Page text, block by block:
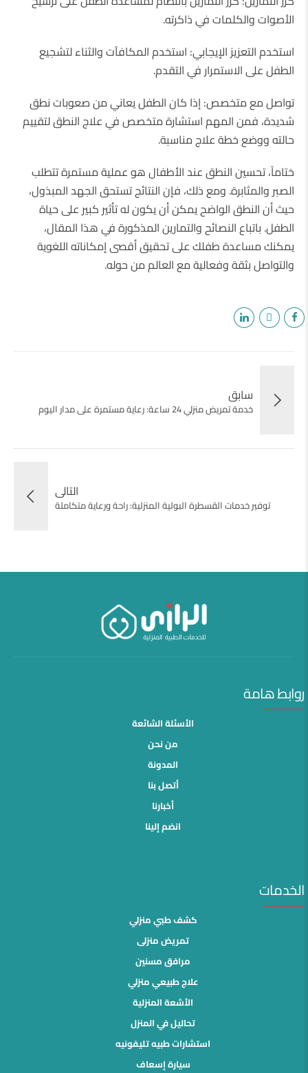
الأصوات والكلمات في ذاكرته.
استخدم التعزيز الإيجابي: استخدم المكافآت والثناء لتشجيع
الطفل على الاستمرار في التقدم.
تواصل مع متخصص: إذا كان الطفل يعاني من صعوبات نطق
شديدة، فمن المهم استشارة متخصص في علاج النطق لتقييم
حالته ووضع خطة علاج مناسبة.
ختاماً، تحسين النطق عند الأطفال هو عملية مستمرة تتطلب
الصبر والمثابرة. ومع ذلك، فإن النتائج تستحق الجهد المبذول،
حيث أن النطق الواضح يمكن أن يكون له تأثير كبير على حياة
الطفل. باتباع النصائح والتمارين المذكورة في هذا المقال،
يمكنك مساعدة طفلك على تحقيق أقصى إمكاناته اللغوية
والتواصل بثقة وفعالية مع العالم من حوله.
سابق
خدمة تمريض منزلي 24 ساعة: رعاية مستمرة على مدار اليوم
التالى
توفير خدمات القسطرة البولية المنزلية: راحة ورعاية متكاملة
روابط هامة
الأسئلة الشائعة
من نحن
المدونة
أتصل بنا
أخبارنا
انضم إلينا
الخدمات
كشف طبي منزلي
تمريض منزلى
مرافق مسنين
علاج طبيعي منزلي
الأشعة المنزلية
تحاليل في المنزل
استشارات طبيه تليفونيه
سيارة إسعاف